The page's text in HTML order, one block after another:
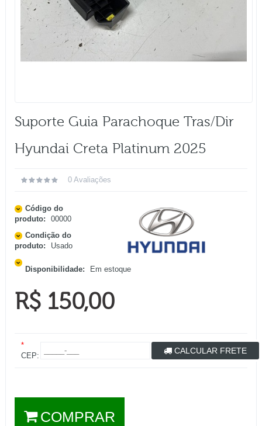
Suporte Guia Parachoque Tras/dir
Hyundai Creta Platinum 2025
0 Avaliações
Código do
produto:
00000
Condição do
produto:
Usado
Disponibilidade: Em estoque
R$ 150,00
*
CEP:
CALCULAR FRETE
COMPRAR